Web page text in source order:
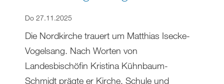
Do 27.11.2025
Die Nordkirche trauert um Matthias Isecke-
Vogelsang. Nach Worten von
Landesbischöfin Kristina Kühnbaum-
Schmidt prägte er Kirche, Schule und